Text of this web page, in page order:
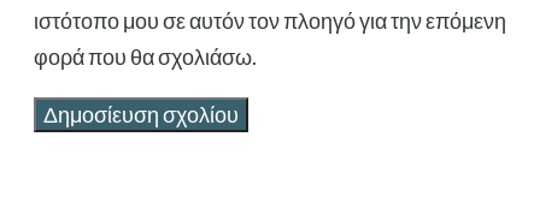
ιστότοπο μου σε αυτόν τον πλοηγό για την επόμενη
φορά που θα σχολιάσω.